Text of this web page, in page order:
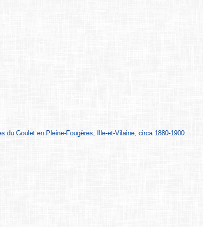
du Goulet en Pleine-Fougères, Ille-et-Vilaine, circa 1880-1900.